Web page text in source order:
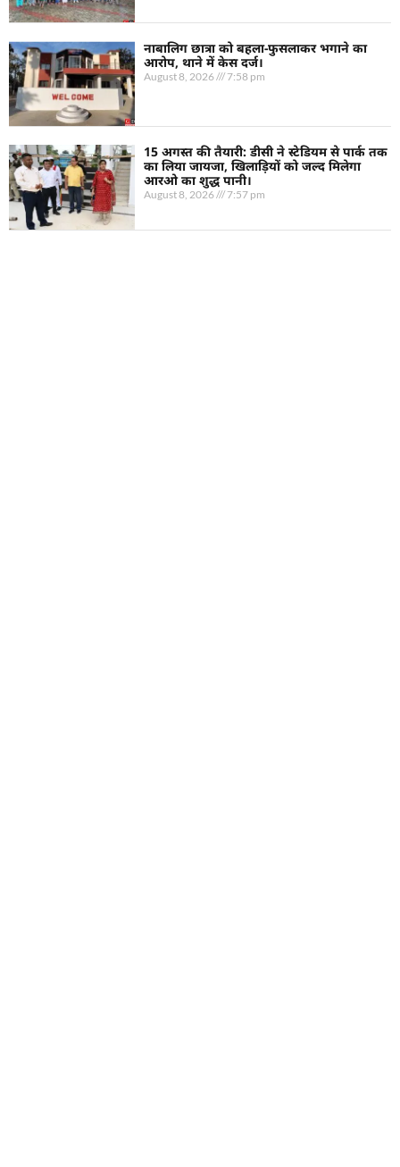
नाबालिग छात्रा को बहला-फुसलाकर भगाने का
आरोप, थाने में केस दर्ज।
August 8, 2026 7:58 pm
15 अगस्त की तैयारी: डीसी ने स्टेडियम से पार्क तक
का लिया जायजा, खिलाड़ियों को जल्द मिलेगा
आरओ का शुद्ध पानी।
August 8, 2026 7:57 pm